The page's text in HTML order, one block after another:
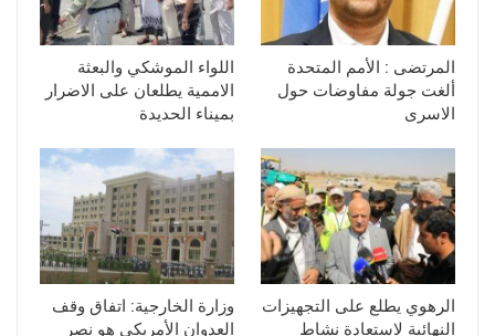
المرتضى : الأمم المتحدة
ألغت جولة مفاوضات حول
الاسرى
اللواء الموشكي والبعثة
الاممية يطلعان على الاضرار
بميناء الحديدة
الرهوي يطلع على التجهيزات
النهائية لاستعادة نشاط
وزارة الخارجية: اتفاق وقف
العدوان الأمريكي هو نصر